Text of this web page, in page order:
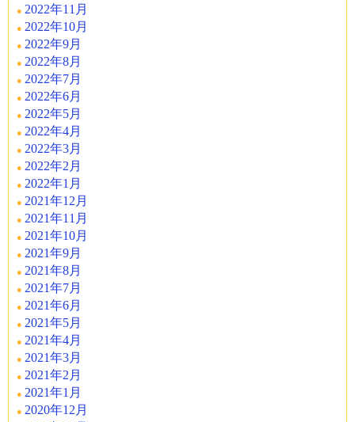
2022年11月
2022年10月
2022年9月
2022年8月
2022年7月
2022年6月
2022年5月
2022年4月
2022年3月
2022年2月
2022年1月
2021年12月
2021年11月
2021年10月
2021年9月
2021年8月
2021年7月
2021年6月
2021年5月
2021年4月
2021年3月
2021年2月
2021年1月
2020年12月